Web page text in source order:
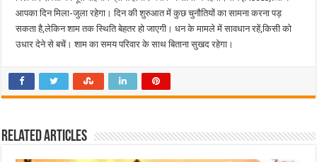
आपका दिन मिला-जुला रहेगा। दिन की शुरुआत में कुछ चुनौतियों का सामना करना पड़
सकता है,लेकिन शाम तक स्थिति बेहतर हो जाएगी। धन के मामले में सावधान रहें,किसी को
उधार देने से बचें। शाम का समय परिवार के साथ बिताना सुखद रहेगा।
Related Articles